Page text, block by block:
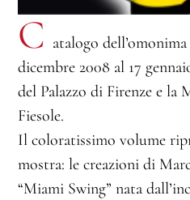
C atalogo
dicembre 2008 al 17
del Palazzo di Firenze e
Fiesole.
Il coloratissimo volume
mostra: le creazioni di
“Miami Swing” nata